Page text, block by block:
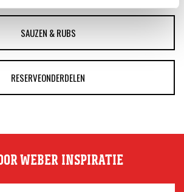
SAUZEN & RUBS
RESERVEONDERDELEN
WEBER INSPIRATIE